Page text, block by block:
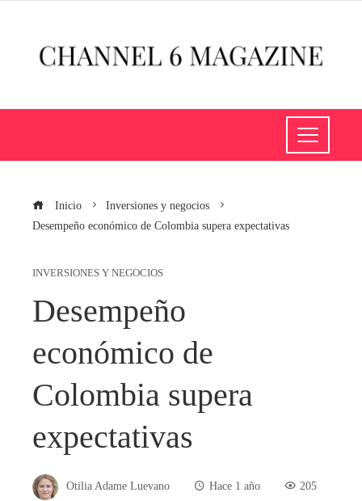
Inicio
Inversiones y negocios
Desempeño económico de Colombia supera expectativas
INVERSIONES Y NEGOCIOS
Desempeño
económico de
Colombia supera
expectativas
Otilia Adame Luevano Hace 1 año 205